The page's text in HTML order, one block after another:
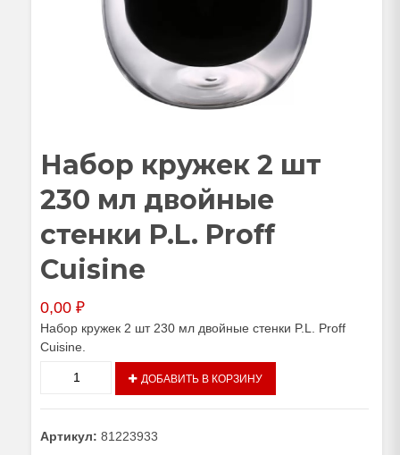
Набор кружек 2 шт
230 мл двойные
стенки P.L. Proff
Cuisine
0,00 ₽
Набор кружек 2 шт 230 мл двойные стенки P.L. Proff
Cuisine.
Набор
2
ДОБАВИТЬ В КОРЗИНУ
Артикул: 81223933